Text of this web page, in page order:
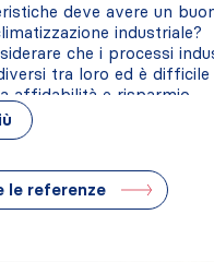
deve avere un
industriale?
che i processi
tra loro ed è difficile
affidabilità e risparmio
necessità trasversali ad
a garantire continuità
industriale vanno
hoc per ogni singola
le referenze